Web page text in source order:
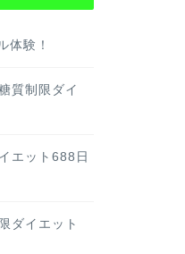
体験！
質制限ダイ
エット688日
ダイエット